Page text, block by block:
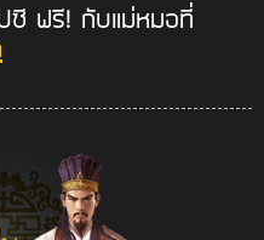
ซี ฟรี! กับแม่หมอที่